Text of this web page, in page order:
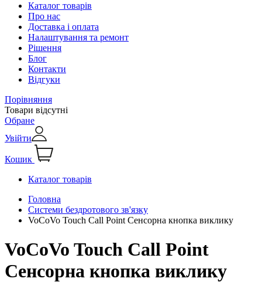
Каталог товарів
Про нас
Доставка і оплата
Налаштування та ремонт
Рішення
Блог
Контакти
Відгуки
Порівняння
Товари відсутні
Обране
Увійти
Кошик
Каталог товарів
Головна
Системи бездротового зв'язку
VoCoVo Touch Call Point Сенсорна кнопка виклику
VoCoVo Touch Call Point
Сенсорна кнопка виклику